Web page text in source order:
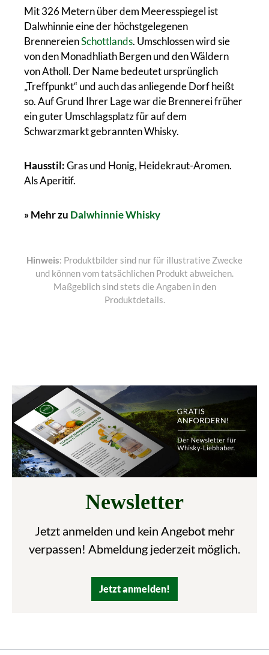
Mit 326 Metern über dem Meeresspiegel ist
Dalwhinnie eine der höchstgelegenen
BrennereienSchottlands. Umschlossen wird sie
von den Monadhliath Bergen und den Wäldern
von Atholl. Der Name bedeutet ursprünglich
„Treffpunkt“ und auch das anliegende Dorf heißt
so. Auf Grund Ihrer Lage war die Brennerei früher
ein guter Umschlagsplatz für auf dem
Schwarzmarkt gebrannten Whisky.
Hausstil:Gras und Honig, Heidekraut-Aromen.
Als Aperitif.
» Mehr zu Dalwhinnie Whisky
Hinweis: Produktbilder sind nur für illustrative Zwecke
und können vom tatsächlichen Produkt abweichen.
Maßgeblich sind stets die Angaben in den
Produktdetails.
Newsletter
Jetzt anmelden und kein Angebot mehr
verpassen! Abmeldung jederzeit möglich.
Jetzt anmelden!